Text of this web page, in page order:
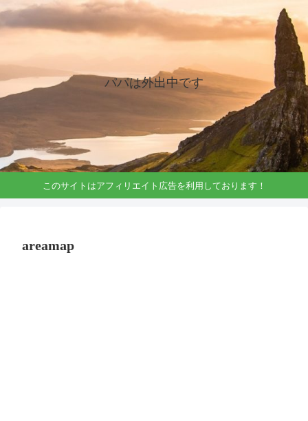
パパは外出中です
このサイトはアフィリエイト広告を利用しております！
areamap